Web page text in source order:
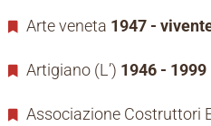
Arte veneta 1947 -
Artigiano (L’) 1946 - 1999
Associazione Costruttori